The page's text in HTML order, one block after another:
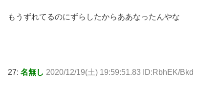
もうずれてるのにずらしたからああなったんやな
27: 名無し 2020/12/19(土) 19:59:51.83 ID:RbhEK/Bkd